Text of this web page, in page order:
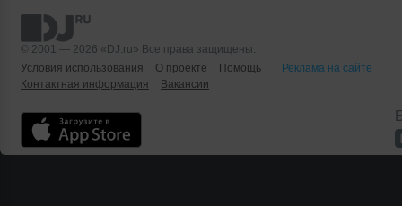
© 2001 — 2026 «DJ.ru» Все права защищены.
Условия использования
О проекте Помощь
Реклама на сайте
Контактная информация
Вакансии